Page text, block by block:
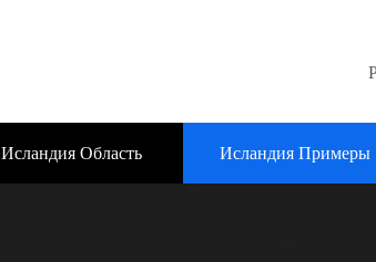
Исландия Область Исландия Примеры